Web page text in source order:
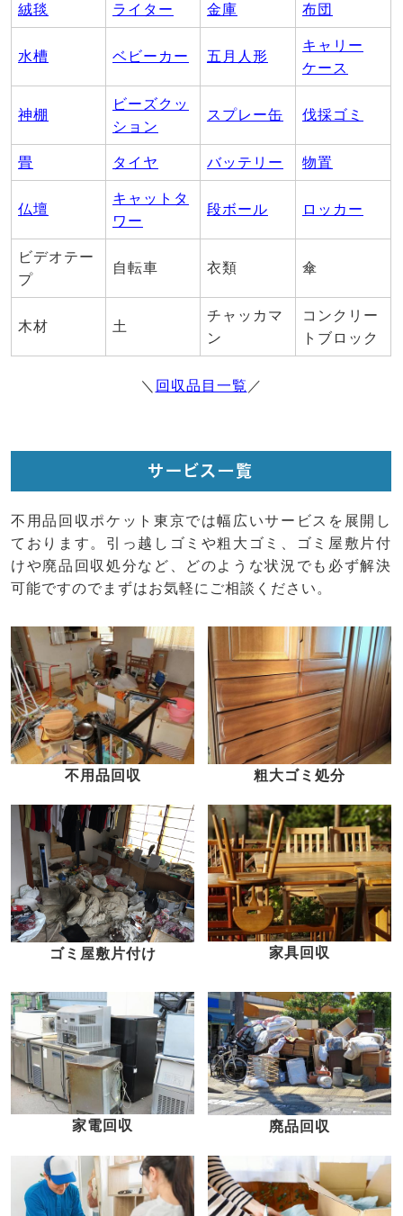
絨毯 ライター 金庫 布団
水槽 ベビーカー 五月人形
キャリー
ケース
神棚
ビーズクッ
ション
スプレー缶 伐採ゴミ
畳 タイヤ バッテリー 物置
仏壇
キャットタ
ワー
段ボール ロッカー
ビデオテー
プ
自転車 衣類 傘
木材 土
チャッカマ
ン
コンクリー
トブロック
＼ 回収品目一覧 ／
サービス一覧
不用品回収ポケット東京では幅広いサービスを展開し
ております。引っ越しゴミや粗大ゴミ、ゴミ屋敷片付
けや廃品回収処分など、どのような状況でも必ず解決
可能ですのでまずはお気軽にご相談ください。
不用品回収 粗大ゴミ処分
ゴミ屋敷片付け 家具回収
家電回収 廃品回収